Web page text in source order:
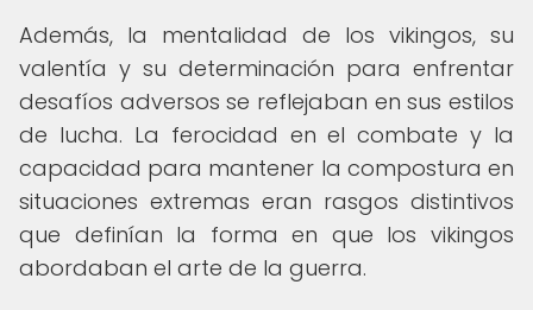
Además, la mentalidad de los vikingos, su
valentía y su determinación para enfrentar
desafíos adversos se reflejaban en sus estilos
de lucha. La ferocidad en el combate y la
capacidad para mantener la compostura en
situaciones extremas eran rasgos distintivos
que definían la forma en que los vikingos
abordaban el arte de la guerra.